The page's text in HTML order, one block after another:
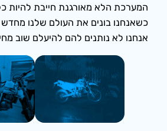
המערכת הלא מאורגנת חייבת להיות כל
כשאנחנו בונים את העולם שלנו מחדש
אנחנו לא נותנים להם להיעלם שוב